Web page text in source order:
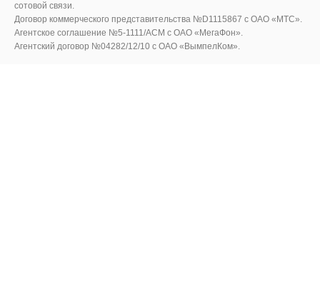
сотовой связи.
Договор коммерческого представительства №D1115867 c ОАО «МТС».
Агентское соглашение №5-1111/ACM c ОАО «МегаФон».
Агентский договор №04282/12/10 с ОАО «ВымпелКом».